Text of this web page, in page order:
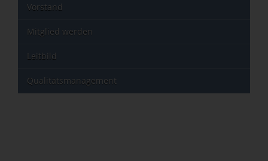
Vorstand
Mitglied werden
Leitbild
Qualitätsmanagement